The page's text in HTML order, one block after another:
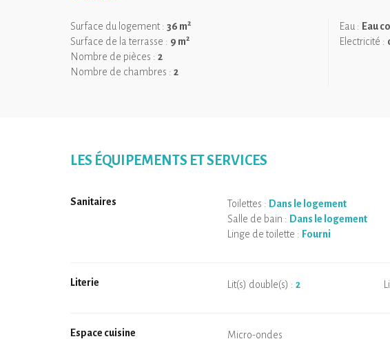
Surface du logement : 36 m2
Surface de la terrasse : 9 m2
Nombre de pièces : 2
Nombre de chambres : 2
Eau : Eau
Electricité :
LES ÉQUIPEMENTS ET SERVICES
Sanitaires Toilettes : Dans le logement
Salle de bain : Dans le logement
Linge de toilette : Fourni
Literie Lit(s) double(s) : 2
Espace cuisine
Micro-ondes